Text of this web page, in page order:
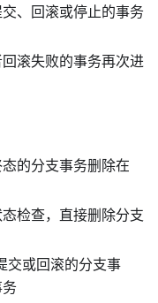
、回滚或停止的事务
滚失败的事务再次进
的分支事务删除在
检查，直接删除分支
交或回滚的分支事